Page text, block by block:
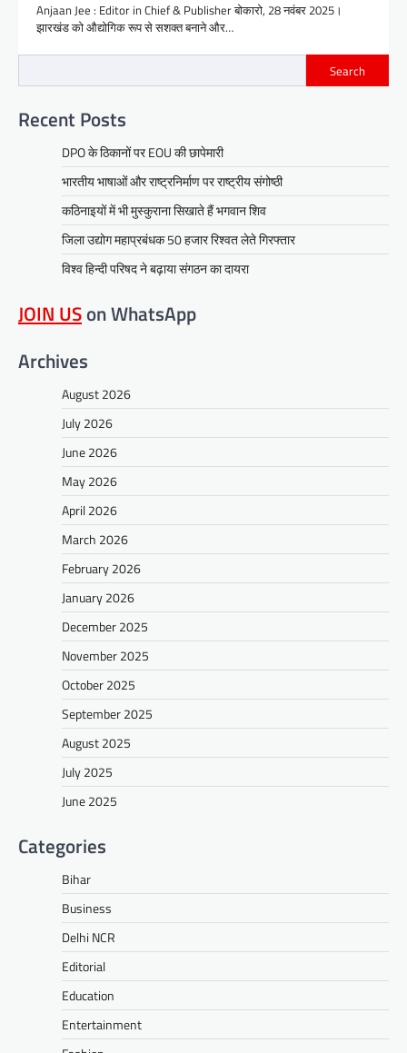
Anjaan Jee : Editor in Chief & Publisher बोकारो, 28 नवंबर 2025।
झारखंड को औद्योगिक रूप से सशक्त बनाने और…
Search
Recent Posts
DPO के ठिकानों पर EOU की छापेमारी
भारतीय भाषाओं और राष्ट्रनिर्माण पर राष्ट्रीय संगोष्ठी
कठिनाइयों में भी मुस्कुराना सिखाते हैं भगवान शिव
जिला उद्योग महाप्रबंधक 50 हजार रिश्वत लेते गिरफ्तार
विश्व हिन्दी परिषद ने बढ़ाया संगठन का दायरा
JOIN USon WhatsApp
Archives
August 2026
July 2026
June 2026
May 2026
April 2026
March 2026
February 2026
January 2026
December 2025
November 2025
October 2025
September 2025
August 2025
July 2025
June 2025
Categories
Bihar
Business
Delhi NCR
Editorial
Education
Entertainment